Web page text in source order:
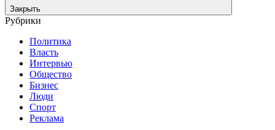
Закрыть
Рубрики
Политика
Власть
Интервью
Общество
Бизнес
Люди
Спорт
Реклама